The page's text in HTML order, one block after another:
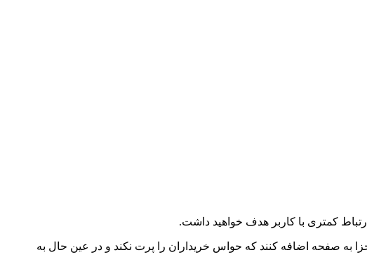
کمتری با کاربر هدف خواهید داشت.
به صفحه اضافه کنند که حواس خریداران را پرت نکند و در عین حال به